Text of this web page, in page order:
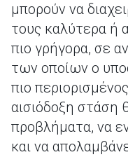
μπορούν να
τους καλύτερα ή
πιο γρήγορα, σε
των οποίων ο
πιο
αισιόδοξη στάση
προβλήματα, να
και να